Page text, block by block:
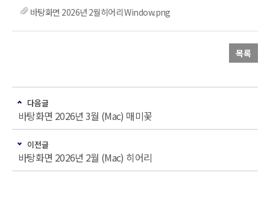
바탕화면 2026년 2월히어리 Window.png
목록
다음글
바탕화면 2026년 3월 (Mac) 매미꽃
이전글
바탕화면 2026년 2월 (Mac) 히어리